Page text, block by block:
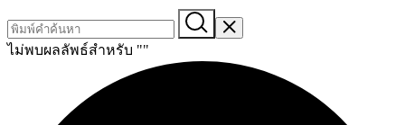
ไม่พบผลลัพธ์สำหรับ ""